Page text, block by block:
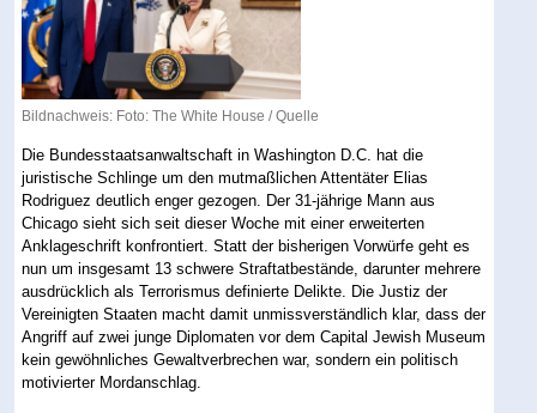
Bildnachweis: Foto: The White House /Quelle
Die Bundesstaatsanwaltschaft in Washington D.C. hat die
juristische Schlinge um den mutmaßlichen Attentäter Elias
Rodriguez deutlich enger gezogen. Der 31-jährige Mann aus
Chicago sieht sich seit dieser Woche mit einer erweiterten
Anklageschrift konfrontiert. Statt der bisherigen Vorwürfe geht es
nun um insgesamt 13 schwere Straftatbestände, darunter mehrere
ausdrücklich als Terrorismus definierte Delikte. Die Justiz der
Vereinigten Staaten macht damit unmissverständlich klar, dass der
Angriff auf zwei junge Diplomaten vor dem Capital Jewish Museum
kein gewöhnliches Gewaltverbrechen war, sondern ein politisch
motivierter Mordanschlag.